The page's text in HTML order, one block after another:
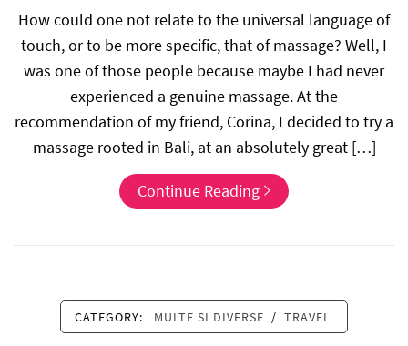
How could one not relate to the universal language of
touch, or to be more specific, that of massage? Well, I
was one of those people because maybe I had never
experienced a genuine massage. At the
recommendation of my friend, Corina, I decided to try a
massage rooted in Bali, at an absolutely great […]
Continue Reading
CATEGORY: MULTE SI DIVERSE / TRAVEL